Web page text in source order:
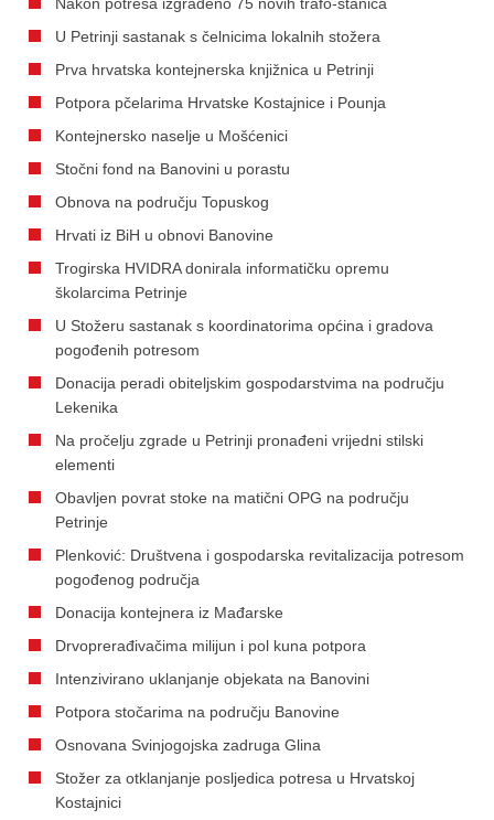
U Petrinji sastanak s čelnicima lokalnih stožera
Prva hrvatska kontejnerska knjižnica u Petrinji
Potpora pčelarima Hrvatske Kostajnice i Pounja
Kontejnersko naselje u Mošćenici
Stočni fond na Banovini u porastu
Obnova na području Topuskog
Hrvati iz BiH u obnovi Banovine
Trogirska HVIDRA donirala informatičku opremu
školarcima Petrinje
U Stožeru sastanak s koordinatorima općina i gradova
pogođenih potresom
Donacija peradi obiteljskim gospodarstvima na području
Lekenika
Na pročelju zgrade u Petrinji pronađeni vrijedni stilski
elementi
Obavljen povrat stoke na matični OPG na području
Petrinje
Plenković: Društvena i gospodarska revitalizacija potresom
pogođenog područja
Donacija kontejnera iz Mađarske
Drvoprerađivačima milijun i pol kuna potpora
Intenzivirano uklanjanje objekata na Banovini
Potpora stočarima na području Banovine
Osnovana Svinjogojska zadruga Glina
Stožer za otklanjanje posljedica potresa u Hrvatskoj
Kostajnici